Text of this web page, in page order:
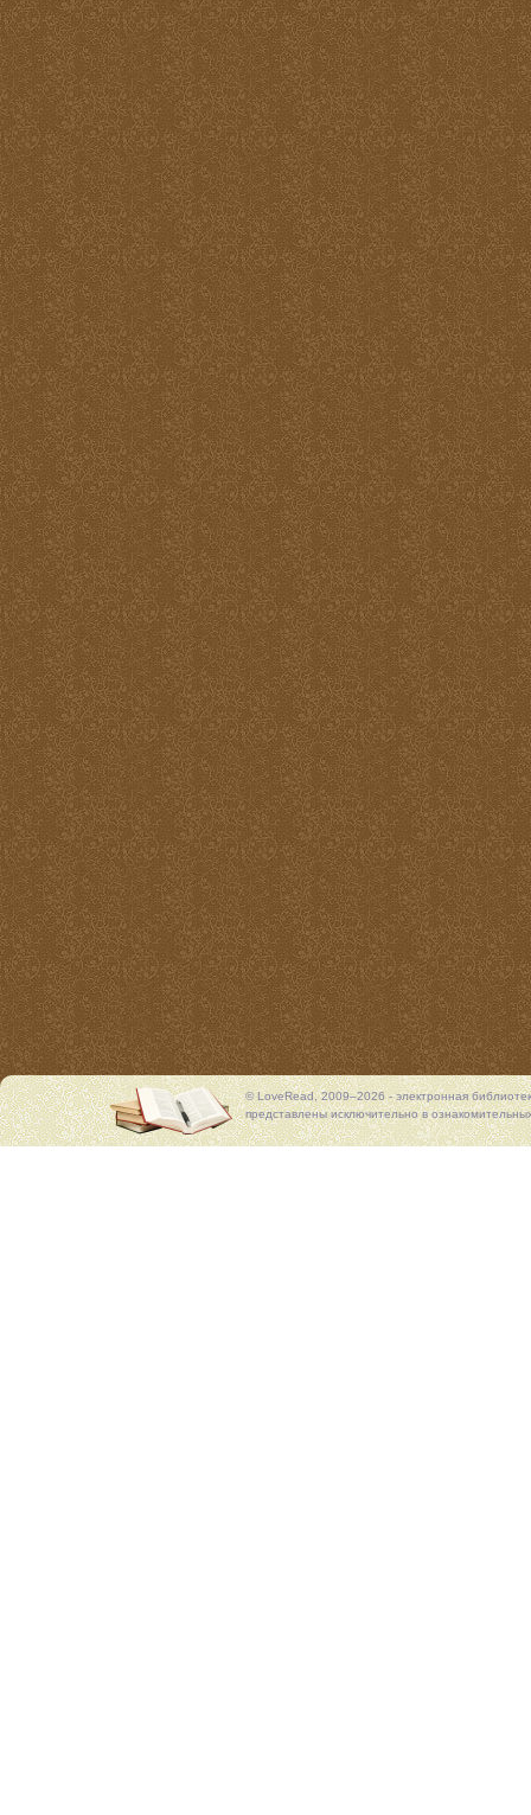
© LoveRead, 2009–2026 - электронная
представлены исключительно в